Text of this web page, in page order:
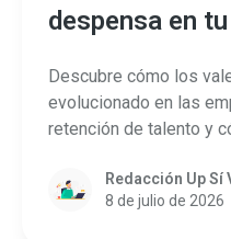
despensa en
Descubre cómo los
evolucionado en las
retención de talento y
Redacción Up Sí
8 de julio de 2026